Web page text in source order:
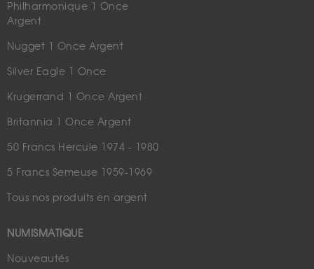
Philharmonique 1 Once
Argent
Nugget 1 Once Argent
Silver Eagle 1 Once
Krugerrand 1 Once Argent
Britannia 1 Once Argent
50 Francs Hercule 1974 - 1980
5 Francs Semeuse 1959-1969
Tous nos produits en argent
NUMISMATIQUE
Nouveautés